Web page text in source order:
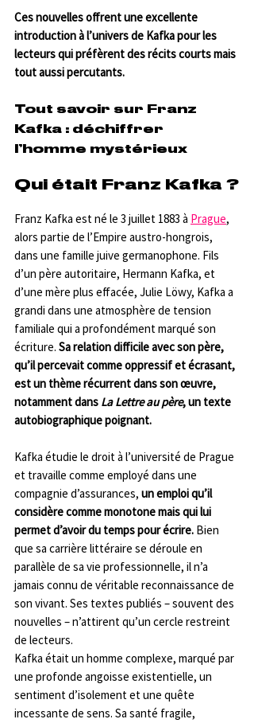
Ces nouvelles offrent une excellente
introduction à l’univers de Kafka pour les
lecteurs qui préfèrent des récits courts mais
tout aussi percutants.
Tout savoir sur Franz
Kafka : déchiffrer
l’homme mystérieux
Qui était Franz Kafka ?
Franz Kafka est né le 3 juillet 1883 à Prague,
alors partie de l’Empire austro-hongrois,
dans une famille juive germanophone. Fils
d’un père autoritaire, Hermann Kafka, et
d’une mère plus effacée, Julie Löwy, Kafka a
grandi dans une atmosphère de tension
familiale qui a profondément marqué son
écriture. Sa relation difficile avec son père,
qu’il percevait comme oppressif et écrasant,
est un thème récurrent dans son œuvre,
notamment dans La Lettre au père, un texte
autobiographique poignant.
Kafka étudie le droit à l’université de Prague
et travaille comme employé dans une
compagnie d’assurances, un emploi qu’il
considère comme monotone mais qui lui
permet d’avoir du temps pour écrire. Bien
que sa carrière littéraire se déroule en
parallèle de sa vie professionnelle, il n’a
jamais connu de véritable reconnaissance de
son vivant. Ses textes publiés – souvent des
nouvelles – n’attirent qu’un cercle restreint
de lecteurs.
Kafka était un homme complexe, marqué par
une profonde angoisse existentielle, un
sentiment d’isolement et une quête
incessante de sens. Sa santé fragile,